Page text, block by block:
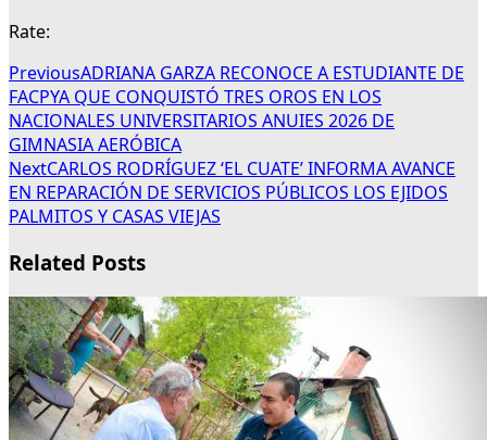
Rate:
PreviousADRIANA GARZA RECONOCE A ESTUDIANTE DE
FACPYA QUE CONQUISTÓ TRES OROS EN LOS
NACIONALES UNIVERSITARIOS ANUIES 2026 DE
GIMNASIA AERÓBICA
NextCARLOS RODRÍGUEZ ‘EL CUATE’ INFORMA AVANCE
EN REPARACIÓN DE SERVICIOS PÚBLICOS LOS EJIDOS
PALMITOS Y CASAS VIEJAS
Related Posts